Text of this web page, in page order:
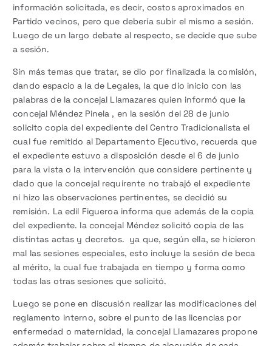
información solicitada, es decir, costos aproximados en
Partido vecinos, pero que debería subir el mismo a sesión.
Luego de un largo debate al respecto, se decide que sube
a sesión.
Sin más temas que tratar, se dio por finalizada la comisión,
dando espacio a la de Legales, la que dio inicio con las
palabras de la concejal Llamazares quien informó que la
concejal Méndez Pinela , en la sesión del 28 de junio
solicito copia del expediente del Centro Tradicionalista el
cual fue remitido al Departamento Ejecutivo, recuerda que
el expediente estuvo a disposición desde el 6 de junio
para la vista o la intervención que considere pertinente y
dado que la concejal requirente no trabajó el expediente
ni hizo las observaciones pertinentes, se decidió su
remisión. La edil Figueroa informa que además de la copia
del expediente. la concejal Méndez solicitó copia de las
distintas actas y decretos. ya que, según ella, se hicieron
mal las sesiones especiales, esto incluye la sesión de beca
al mérito, la cual fue trabajada en tiempo y forma como
todas las otras sesiones que solicitó.
Luego se pone en discusión realizar las modificaciones del
reglamento interno, sobre el punto de las licencias por
enfermedad o maternidad, la concejal Llamazares propone